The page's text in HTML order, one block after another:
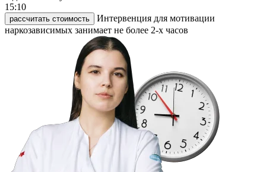
15:10
рассчитать стоимость
Интервенция для мотивации
наркозависимых занимает не более 2-х часов